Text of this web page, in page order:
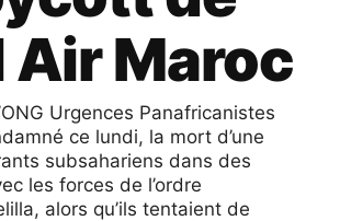
Air Maroc
Urgences Panafricanistes
ce lundi, la mort d’une
subsahariens dans des
les forces de l’ordre
alors qu’ils tentaient de